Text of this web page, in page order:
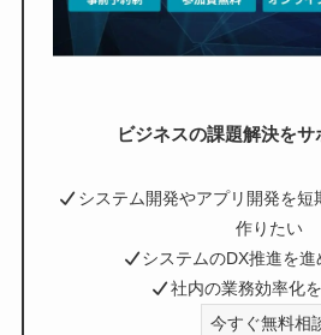
ビジネスの課題解決を
システム開発やアプリ開発を短
作りたい
システムのDX推進を
社内の業務効率化
今すぐ無料相